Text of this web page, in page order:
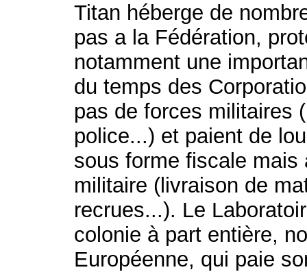
Titan héberge de
pas a la Fédération,
notamment une
du temps des
pas de forces militaires
police...) et paient de
sous forme fiscale
militaire (livraison de
recrues...). Le
colonie à part entière,
Européenne, qui paie